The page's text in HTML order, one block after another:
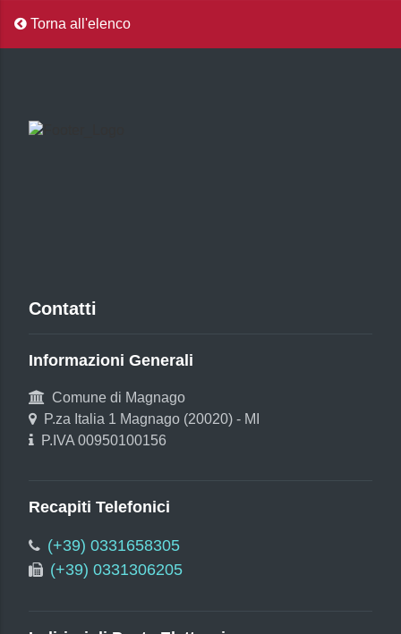
Torna all'elenco
Contatti
Informazioni Generali
Comune di Magnago
P.za Italia 1 Magnago (20020) - MI
P.IVA 00950100156
Recapiti Telefonici
(+39) 0331658305
(+39) 0331306205